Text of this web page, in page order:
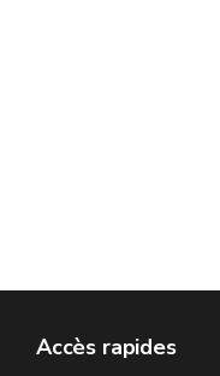
Accès rapides